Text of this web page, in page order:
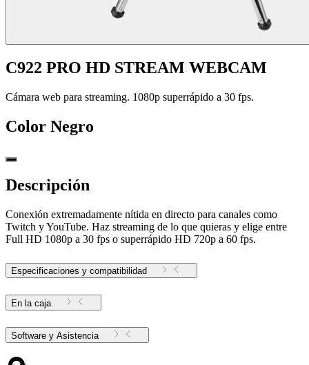
C922 PRO HD STREAM WEBCAM
Cámara web para streaming. 1080p superrápido a 30 fps.
Color Negro
Descripción
Conexión extremadamente nítida en directo para canales como
Twitch y YouTube. Haz streaming de lo que quieras y elige entre
Full HD 1080p a 30 fps o superrápido HD 720p a 60 fps.
Especificaciones y compatibilidad
En la caja
Software y Asistencia